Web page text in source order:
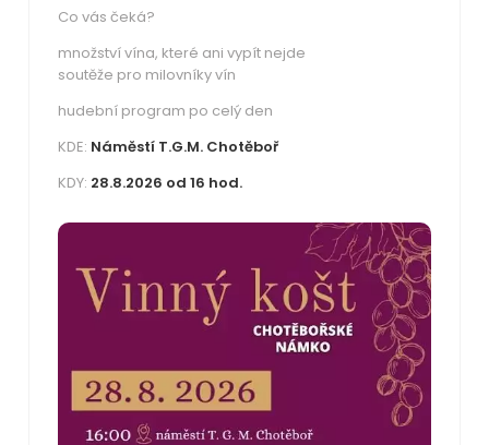
Co vás čeká?
množství vína, které ani vypít nejde
soutěže pro milovníky vín
hudební program po celý den
KDE: Náměstí T.G.M. Chotěboř
KDY: 28.8.2026 od 16 hod.